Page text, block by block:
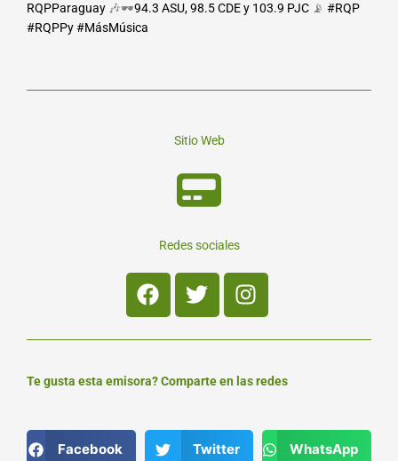
RQPParaguay 🎶🕶️94.3 ASU,98.5 CDE y 103.9 PJC 📡 #RQP
#RQPPy #MásMúsica
Sitio Web
Redes sociales
Facebook
TwitterInstagram
Te gusta esta emisora? Comparte en las redes
Facebook Twitter WhatsApp